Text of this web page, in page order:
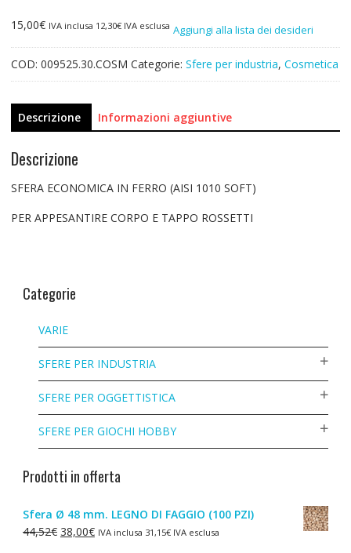
15,00€ IVA inclusa 12,30€IVA esclusa Aggiungi alla lista dei desideri
COD: 009525.30.COSM Categorie: Sfere per industria, Cosmetica
Descrizione Informazioni aggiuntive
Descrizione
SFERA ECONOMICA IN FERRO (AISI 1010 SOFT)
PER APPESANTIRE CORPO E TAPPO ROSSETTI
Categorie
VARIE
SFERE PER INDUSTRIA
SFERE PER OGGETTISTICA
SFERE PER GIOCHI HOBBY
Prodotti in offerta
Sfera Ø 48 mm. LEGNO DI FAGGIO (100 PZI)
44,52€ Il
38,00€IlIVA inclusa 31,15€IVA esclusa